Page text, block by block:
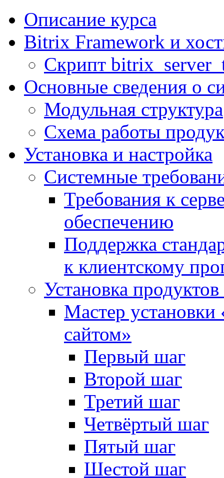
Описание курса
Bitrix Framework и
Скрипт
Основные сведения о
Модульная структура
Схема работы
Установка и настройка
Системные
Требования к
обеспечению
Поддержка
к клиентскому
Установка
Мастер
сайтом»
Первый шаг
Второй шаг
Третий шаг
Четвёртый шаг
Пятый шаг
Шестой шаг